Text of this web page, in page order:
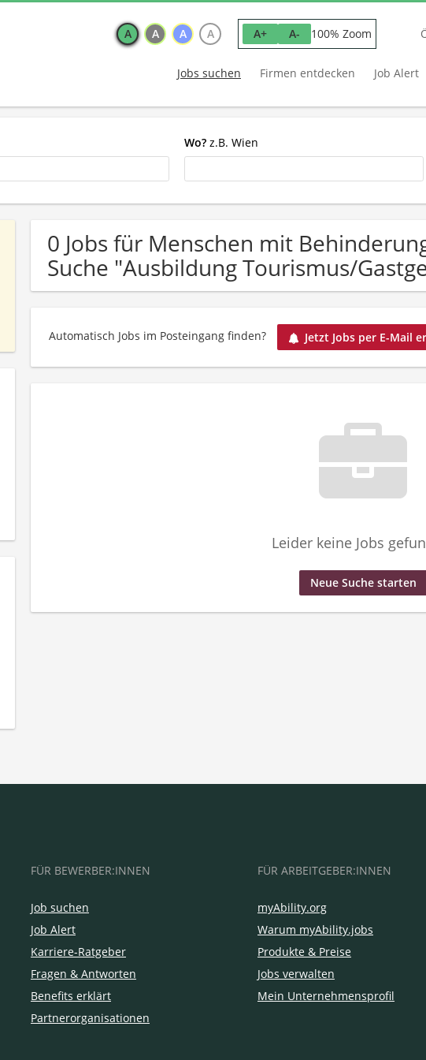
A A A A A+ A- 100% Zoom
Jobs suchen Firmen entdecken Job Alert
Wo? z.B. Wien
0 Jobs für Menschen mit
Suche "Ausbildung Tourismus/
Automatisch Jobs im Posteingang finden? Jetzt Jobs per E-Mail
Leider keine Jobs
Neue Suche starten
FÜR BEWERBER:INNEN
Job suchen
Job Alert
Karriere-Ratgeber
Fragen & Antworten
Benefits erklärt
Partnerorganisationen
FÜR ARBEITGEBER:INNEN
myAbility.org
Warum myAbility.jobs
Produkte & Preise
Jobs verwalten
Mein Unternehmensprofil